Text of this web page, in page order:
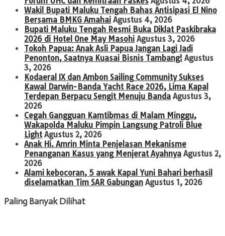
Wakil Bupati Maluku Tengah Bahas Antisipasi El Nino
Bersama BMKG Amahai Agustus 4, 2026
Bupati Maluku Tengah Resmi Buka Diklat Paskibraka
2026 di Hotel One May Masohi Agustus 3, 2026
Tokoh Papua: Anak Asli Papua Jangan Lagi Jadi
Penonton, Saatnya Kuasai Bisnis Tambang! Agustus
3, 2026
Kodaeral IX dan Ambon Sailing Community Sukses
Kawal Darwin-Banda Yacht Race 2026, Lima Kapal
Terdepan Berpacu Sengit Menuju Banda Agustus 3,
2026
Cegah Gangguan Kamtibmas di Malam Minggu,
Wakapolda Maluku Pimpin Langsung Patroli Blue
Light Agustus 2, 2026
Anak Hi. Amrin Minta Penjelasan Mekanisme
Penanganan Kasus yang Menjerat Ayahnya Agustus 2,
2026
Alami kebocoran, 5 awak Kapal Yuni Bahari berhasil
diselamatkan Tim SAR Gabungan Agustus 1, 2026
Paling Banyak Dilihat